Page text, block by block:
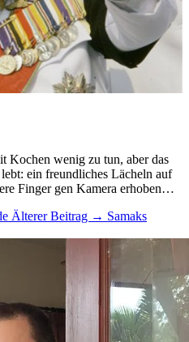
Kochen wenig zu tun, aber das
ein freundliches Lächeln auf
Finger gen Kamera erhoben…
Älterer Beitrag → Samaks